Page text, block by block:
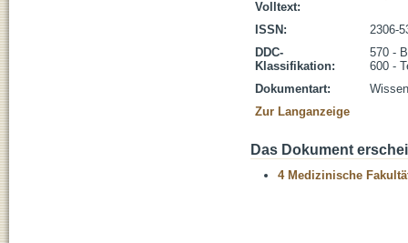
Volltext:
ISSN:
2306-
DDC-
Klassifikation:
570 -
600 -
Dokumentart:
Zur Langanzeige
Das Dokument
4 Medizinische